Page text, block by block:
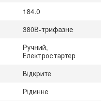
184.0
380В-трифазне
Ручний,
Електростартер
Відкрите
Рідинне